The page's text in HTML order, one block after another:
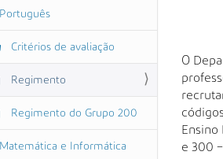
O
Ensino
e 300
Português
Critérios de avaliação
Regimento
Regimento do Grupo 200
Matemática e Informática